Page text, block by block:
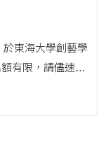
於東海大學創藝學
有限，請儘速報